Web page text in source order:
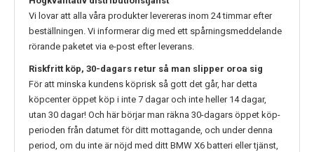
Vi lovar att alla våra produkter levereras inom 24 timmar efter
beställningen. Vi informerar dig med ett spårningsmeddelande
rörande paketet via e-post efter leverans.
Riskfritt köp, 30-dagars retur så man slipper oroa sig
För att minska kundens köprisk så gott det går, har detta
köpcenter öppet köp i inte 7 dagar och inte heller 14 dagar,
utan 30 dagar! Och här börjar man räkna 30-dagars öppet köp-
perioden från datumet för ditt mottagande, och under denna
period, om du inte är nöjd med ditt BMW X6 batteri eller tjänst,